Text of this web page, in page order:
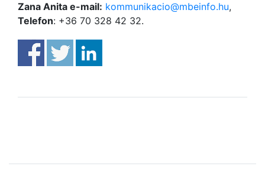
Zana Anita e-mail: kommunikacio@mbeinfo.hu,
Telefon: +36 70 328 42 32.